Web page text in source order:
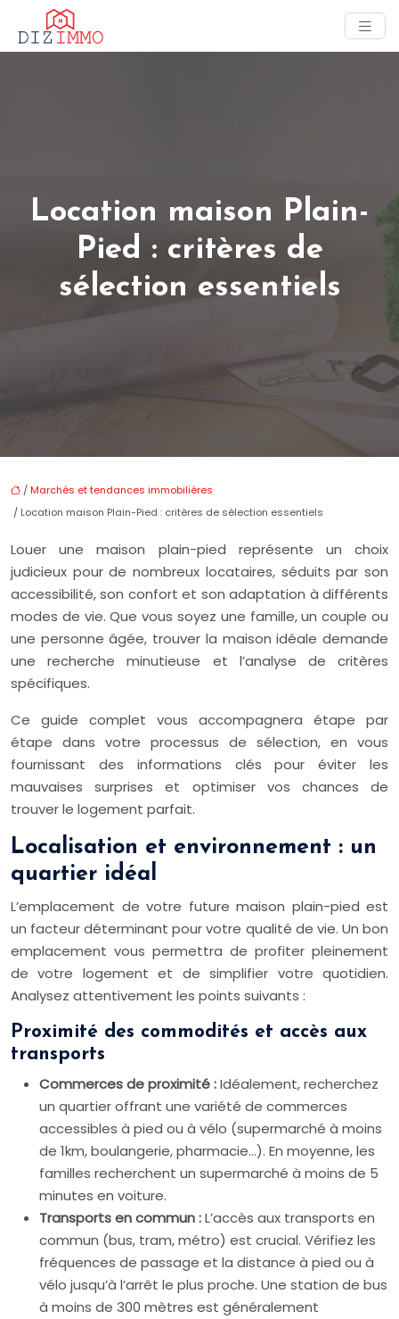
Location maison Plain-
Pied : critères de
sélection essentiels
/ Marchés et tendances immobilières
/ Location maison Plain-Pied : critères de sélection essentiels
Louer une maison plain-pied représente un choix
judicieux pour de nombreux locataires, séduits par son
accessibilité, son confort et son adaptation à différents
modes de vie. Que vous soyez une famille, un couple ou
une personne âgée, trouver la maison idéale demande
une recherche minutieuse et l’analyse de critères
spécifiques.
Ce guide complet vous accompagnera étape par
étape dans votre processus de sélection, en vous
fournissant des informations clés pour éviter les
mauvaises surprises et optimiser vos chances de
trouver le logement parfait.
Localisation et environnement : un
quartier idéal
L’emplacement de votre future maison plain-pied est
un facteur déterminant pour votre qualité de vie. Un bon
emplacement vous permettra de profiter pleinement
de votre logement et de simplifier votre quotidien.
Analysez attentivement les points suivants :
Proximité des commodités et accès aux
transports
Commerces de proximité :Idéalement, recherchez
un quartier offrant une variété de commerces
accessibles à pied ou à vélo (supermarché à moins
de 1km, boulangerie, pharmacie…). En moyenne, les
familles recherchent un supermarché à moins de 5
minutes en voiture.
Transports en commun :L’accès aux transports en
commun (bus, tram, métro) est crucial. Vérifiez les
fréquences de passage et la distance à pied ou à
vélo jusqu’à l’arrêt le plus proche. Une station de bus
à moins de 300 mètres est généralement